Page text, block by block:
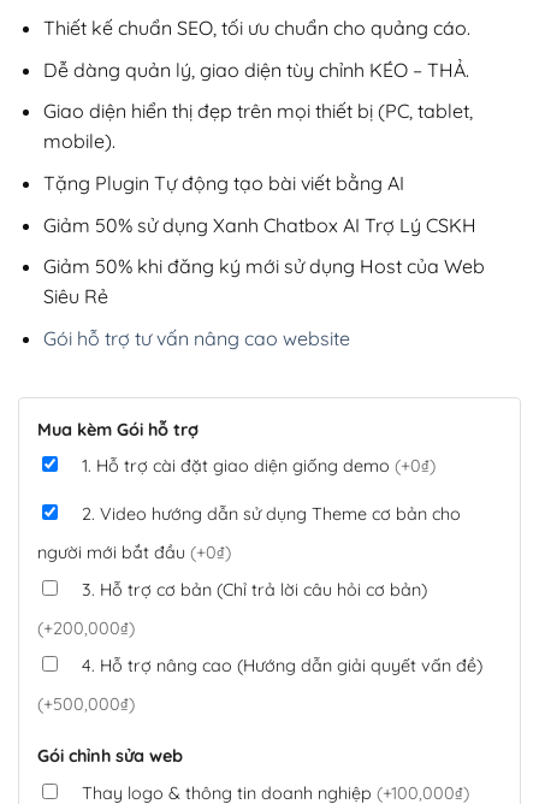
Thiết kế chuẩn SEO, tối ưu chuẩn cho quảng cáo.
Dễ dàng quản lý, giao diện tùy chỉnh KÉO – THẢ.
Giao diện hiển thị đẹp trên mọi thiết bị (PC, tablet,
mobile).
Tặng Plugin Tự động tạo bài viết bằng AI
Giảm 50% sử dụng Xanh Chatbox AI Trợ Lý CSKH
Giảm 50% khi đăng ký mới sử dụng Host của Web
Siêu Rẻ
Gói hỗ trợ tư vấn nâng cao website
Mua kèm Gói hỗ trợ
1. Hỗ trợ cài đặt giao diện giống demo (+0₫)
2. Video hướng dẫn sử dụng Theme cơ bản cho
người mới bắt đầu (+0₫)
3. Hỗ trợ cơ bản (Chỉ trả lời câu hỏi cơ bản)
(+200,000₫)
4. Hỗ trợ nâng cao (Hướng dẫn giải quyết vấn đề)
(+500,000₫)
Gói chỉnh sửa web
Thay logo & thông tin doanh nghiệp (+100,000₫)